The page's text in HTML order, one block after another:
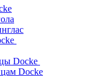
Docke
Docke